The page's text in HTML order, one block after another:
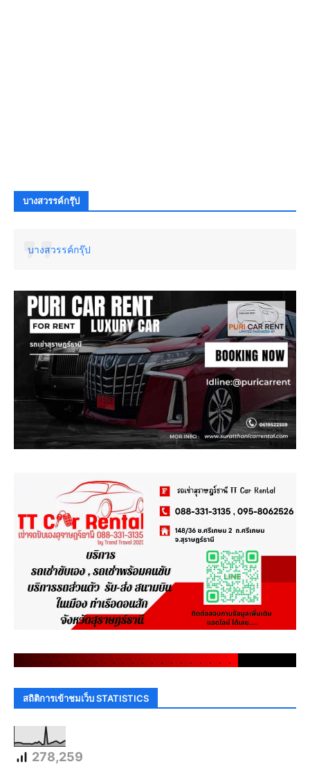
บางสวรรค์กรุ๊ป
บางสวรรค์กรุ๊ป
. . . . . . . . . . . . . . . . . . . . . . . .
สถิติการเข้าชมเว็บ STATISTICS
278,259